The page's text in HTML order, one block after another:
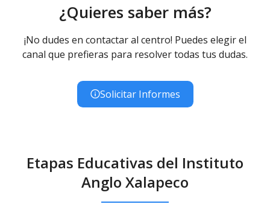
¿Quieres saber más?
¡No dudes en contactar al centro! Puedes elegir el
canal que prefieras para resolver todas tus dudas.
Solicitar Informes
Etapas Educativas del Instituto
Anglo Xalapeсo